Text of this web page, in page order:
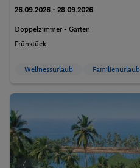
26.09.2026 - 28.09.2026
Doppelzimmer - Garten
Frühstück
Wellnessurlaub Familienurlaub